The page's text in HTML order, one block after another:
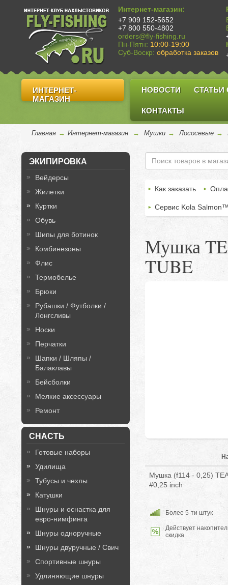
Интернет-магазин:
+7 909 152-5652
+7 800 550-4802
orders@fly-fishing.ru
Пн-Пятн: 10:00-19:00
Суб-Воскр: обработка заказов
ИНТЕРНЕТ-
МАГАЗИН
НОВОСТИ СТАТЬИ
КОНТАКТЫ
Главная → Интернет-магазин → Мушки → Лососевые →
ЭКИПИРОВКА
Вейдерсы
Жилетки
Куртки
Обувь
Шипы для ботинок
Комбинезоны
Флис
Термобелье
Брюки
Рубашки / Футболки /
Лонгсливы
Носки
Перчатки
Шапки / Шляпы /
Балаклавы
Бейсболки
Мелкие аксессуары
Ремонт
СНАСТЬ
Готовые наборы
Удилища
Тубусы и чехлы
Катушки
Шнуры и оснастка для
евро-нимфинга
Шнуры одноручные
Шнуры двуручные / Свич
Спортивные шнуры
Удлиняющие шнуры
Как заказать
Сервис Kola
Мушка
TUBE
Мушка (f114 - 0,25)
#0,25 inch
Более 5-ти штук
Действует
скидка